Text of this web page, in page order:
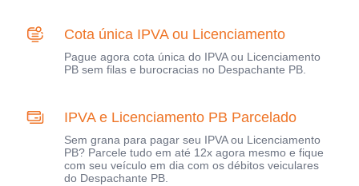
Cota única IPVA ou Licenciamento
Pague agora cota única do IPVA ou Licenciamento
PB sem filas e burocracias no Despachante PB.
IPVA e Licenciamento PB Parcelado
Sem grana para pagar seu IPVA ou Licenciamento
PB? Parcele tudo em até 12x agora mesmo e fique
com seu veículo em dia com os débitos veiculares
do Despachante PB.